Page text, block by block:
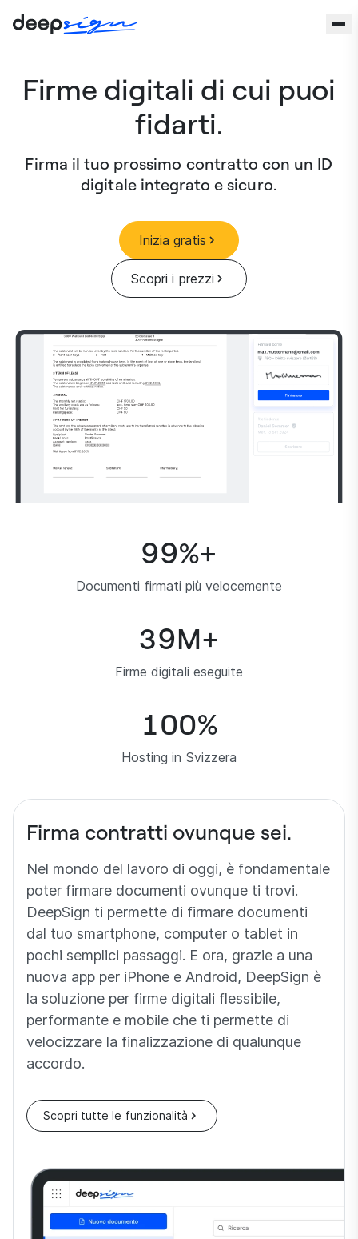
Firme digitali di cui puoi
fidarti.
Firma il tuo prossimo contratto con un ID
digitale integrato e sicuro.
Inizia gratis
Scopri i prezzi
99%+
Documenti firmati più velocemente
39M+
Firme digitali eseguite
100%
Hosting in Svizzera
Firma contratti ovunque sei.
Nel mondo del lavoro di oggi, è fondamentale
poter firmare documenti ovunque ti trovi.
DeepSign ti permette di firmare documenti
dal tuo smartphone, computer o tablet in
pochi semplici passaggi. E ora, grazie a una
nuova app per iPhone e Android, DeepSign è
la soluzione per firme digitali flessibile,
performante e mobile che ti permette di
velocizzare la finalizzazione di qualunque
accordo.
Scopri tutte le funzionalità